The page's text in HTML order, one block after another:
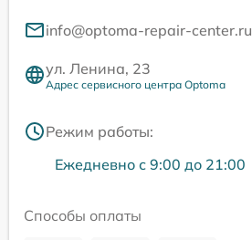
info@optoma-repair-center.ru
ул. Ленина, 23
Адрес сервисного центра Optoma
Режим работы:
Ежедневно с 9:00 до 21:00
Способы оплаты